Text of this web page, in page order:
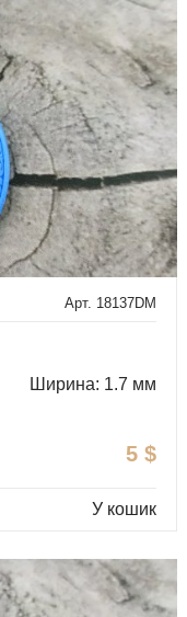
Арт. 18137DM
Ширина: 1.7 мм
5 $
У кошик